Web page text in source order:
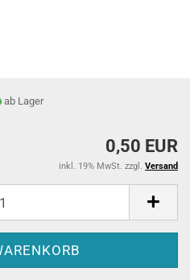
ab Lager
0,50 EUR
inkl. 19% MwSt. zzgl. Versand